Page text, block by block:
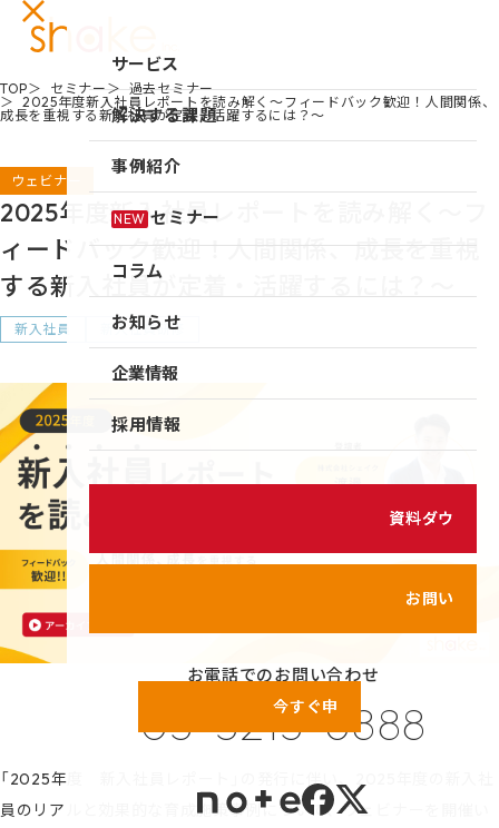
サービス
サービスTOP
キャリア自律
仕組み作り
新入社員研修
組織づくり
育成体系構築
解決する課題
事例紹介
NEW セミナー
コラム
お知らせ
企業情報
企業情報TOP
代表メッセージ
健康経営の取り組み
プライバシーポリシー
採用情報
お電話でのお問い合わせ
03-5213-6888
TOP セミナー
過去セミナー
2025年度新入社員レポートを読み解く～フィードバック歓迎！人間関係、
成長を重視する新入社員が定着・活躍するには？～
ウェビナー
2025年度新入社員レポートを読み解く～フ
ィードバック歓迎！人間関係、成長を重視
する新入社員が定着・活躍するには？～
新入社員 新入社員研修
今すぐ申し込む！
「2025年度 新入社員レポート」の発行に伴い、2025年度の新入社
員のリアルと効果的な育成施策事例について、ウェビナーを開催い